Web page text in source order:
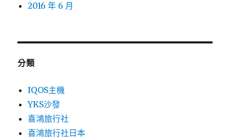
2016 年 6 月
分類
IQOS主機
YKS沙發
喜鴻旅行社
喜鴻旅行社日本